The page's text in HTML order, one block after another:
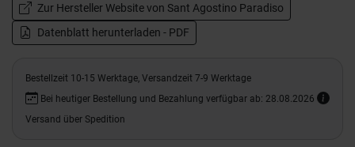
Zur Hersteller Website von Sant Agostino Paradiso
Datenblatt herunterladen - PDF
Bestellzeit 10-15 Werktage, Versandzeit 7-9 Werktage
Bei heutiger Bestellung und Bezahlung verfügbar ab: 28.08.2026
Versand über Spedition